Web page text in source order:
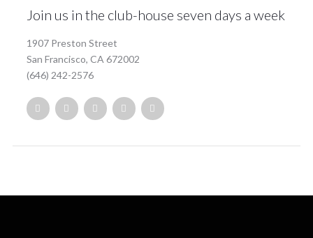
Join us in the club-house seven days a week
1907 Preston Street
San Francisco, CA 672002
(646) 242-2576